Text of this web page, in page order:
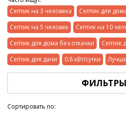
Септик на 3 человека
Септик для
Септик на 5 человек
Септик на 10
Септик для дома без откачки
Септик
Септик для дачи
0.8 кВт/сутки
ФИЛЬТРЫ
Сортировать по: